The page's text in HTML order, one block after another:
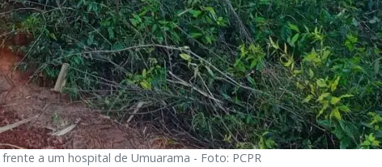
a um hospital de Umuarama - Foto: PCPR